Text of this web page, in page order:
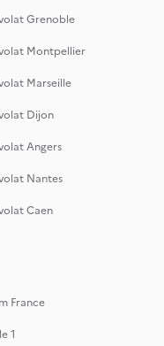
Grenoble
Montpellier
Marseille
Dijon
Angers
Nantes
Caen
France
1